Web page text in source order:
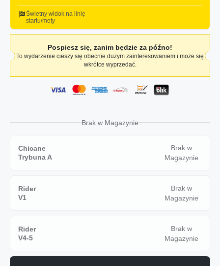
Świetny widok na linię
startu/mety
Pospiesz się, zanim będzie za późno!
To wydarzenie cieszy się obecnie dużym zainteresowaniem i może się
wkrótce wyprzedać.
Brak w Magazynie
Chicane
Trybuna A
Brak w
Magazynie
Rider
V1
Brak w
Magazynie
Rider
V4-5
Brak w
Magazynie